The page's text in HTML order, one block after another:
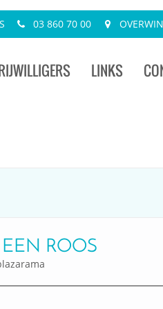
03 860 70 00
LINKS
ROOS